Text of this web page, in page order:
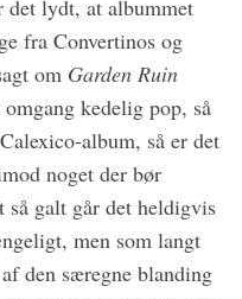
lydt, at albummet
fra Convertinos og
om Garden Ruin
kedelig pop, så
album, så er det
noget der bør
galt går det heldigvis
men som langt
den særegne blanding